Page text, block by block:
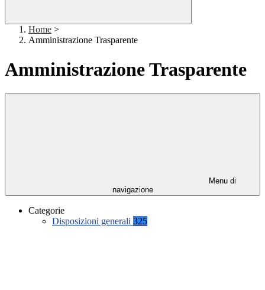
Home >
Amministrazione Trasparente
Amministrazione Trasparente
Menu di
navigazione
Categorie
Disposizioni generali 325